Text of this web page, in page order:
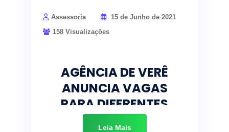
Assessoria
15 de Junho de 2021
158 Visualizações
AGÊNCIA DE VERÊ
ANUNCIA VAGAS
PARA DIFERENTES
ÁREAS
Leia Mais